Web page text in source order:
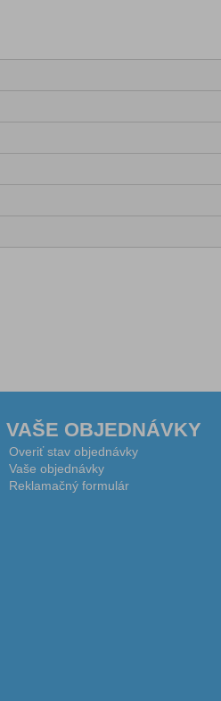
VAŠE OBJEDNÁVKY
Overiť stav objednávky
Vaše objednávky
Reklamačný formulár